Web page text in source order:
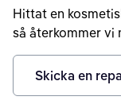
Hittat en
så återkommer vi
Skicka en